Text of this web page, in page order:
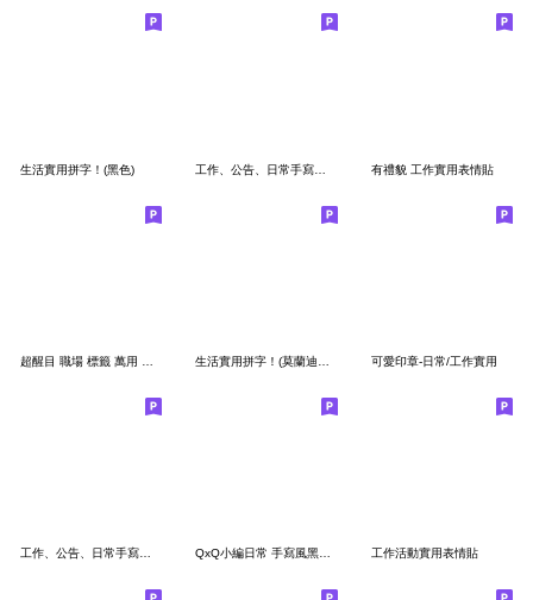
生活實用拼字！(黑色) 有禮貌 工作實用表情貼
可愛印章-日常/工作實用
工作、公告、日常手寫表情貼 QxQ小編日常 手寫風黑色數字英文字母表情貼 工作活動實用表情貼